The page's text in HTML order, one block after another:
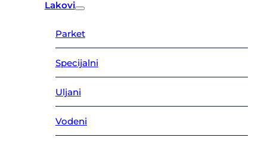
Lakovi
Parket
Specijalni
Uljani
Vodeni